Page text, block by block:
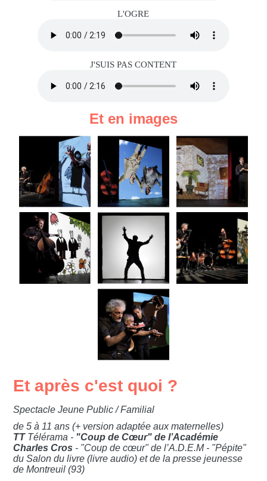
L'OGRE
J'SUIS PAS CONTENT
Et en images
Et après c'est quoi ?
Spectacle Jeune Public / Familial
de 5 à 11 ans (+ version adaptée aux maternelles)
TTTélérama - "Coup de Cœur" de l’Académie
Charles Cros - "Coup de cœur" de l’A.D.E.M - "Pépite"
du Salon du livre (livre audio) et de la presse jeunesse
de Montreuil (93)